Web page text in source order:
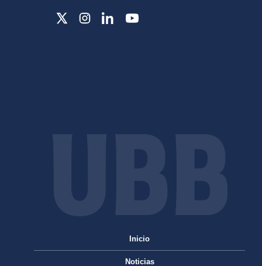
Inicio
Noticias